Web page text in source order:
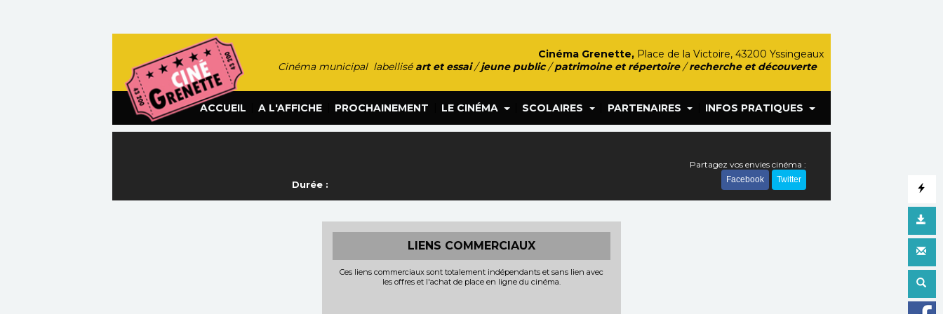
ACCUEIL A L'AFFICHE PROCHAINEMENT LE CINÉMA SCOLAIRES PARTENAIRES INFOS PRATIQUES
Cinéma Grenette, Place de la Victoire, 43200 Yssingeaux
Cinéma municipal labellisé art et essai/jeune public/patrimoine et répertoire/recherche et découverte
Durée :
Partagez vos envies cinéma :
Facebook Twitter
LIENS COMMERCIAUX
Ces liens commerciaux sont totalement indépendants et sans lien avec
les offres et l'achat de place en ligne du cinéma.